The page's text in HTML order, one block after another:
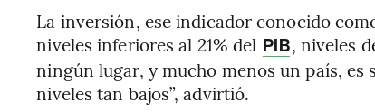
La inversión, ese indicador conocido
niveles inferiores al 21% del PIB, niveles
ningún lugar, y mucho menos un país,
niveles tan bajos”, advirtió.